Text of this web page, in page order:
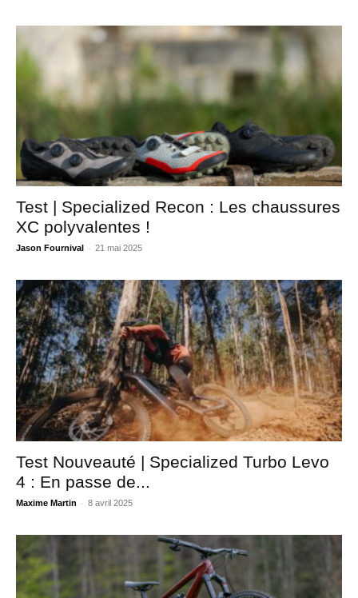
Test | Specialized Recon : Les chaussures
XC polyvalentes !
Jason Fournival - 21 mai 2025
Test Nouveauté | Specialized Turbo Levo
4 : En passe de...
Maxime Martin - 8 avril 2025